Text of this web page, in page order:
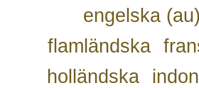
engelska (au)
flamländska
holländska